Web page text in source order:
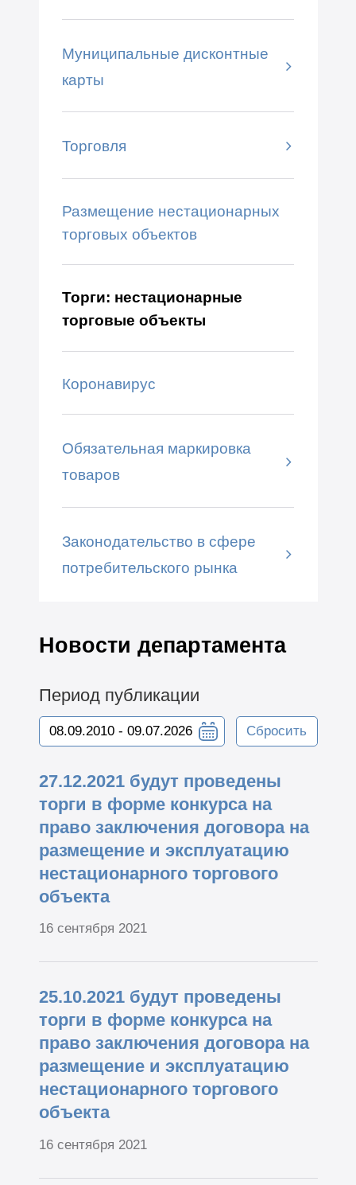
Муниципальные дисконтные
карты
Торговля
Размещение нестационарных
торговых объектов
Торги: нестационарные
торговые объекты
Коронавирус
Обязательная маркировка
товаров
Законодательство в сфере
потребительского рынка
Новости департамента
Период публикации
Сбросить
27.12.2021 будут проведены
торги в форме конкурса на
право заключения договора на
размещение и эксплуатацию
нестационарного торгового
объекта
16 сентября 2021
25.10.2021 будут проведены
торги в форме конкурса на
право заключения договора на
размещение и эксплуатацию
нестационарного торгового
объекта
16 сентября 2021